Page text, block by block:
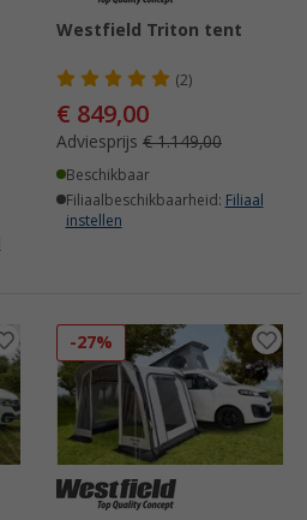
Westfield Triton tent
(2)
€ 849,00
Adviesprijs € 1.149,00
Beschikbaar
Filiaalbeschikbaarheid: Filiaal
instellen
-27%